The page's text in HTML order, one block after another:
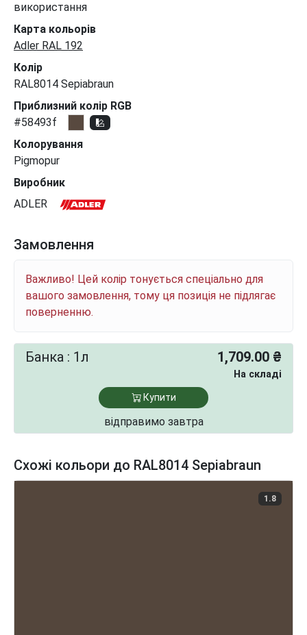
використання
Карта кольорів
Adler RAL 192
Колір
RAL8014 Sepiabraun
Приблизний колір RGB
#58493f
Колорування
Pigmopur
Виробник
ADLER
Замовлення
Важливо! Цей колір тонується спеціально для
вашого замовлення, тому ця позиція не підлягає
поверненню.
Банка : 1л 1,709.00 ₴
На складі
Купити
відправимо завтра
Схожі кольори до RAL8014 Sepiabraun
1.8